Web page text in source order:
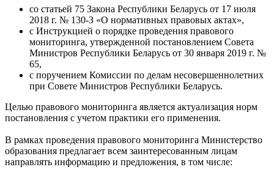
со статьей 75 Закона Республики Беларусь от 17 июля
2018 г. № 130-З «О нормативных правовых актах»,
c Инструкцией о порядке проведения правового
мониторинга, утвержденной постановлением Совета
Министров Республики Беларусь от 30 января 2019 г. №
65,
c поручением Комиссии по делам несовершеннолетних
при Совете Министров Республики Беларусь.
Целью правового мониторинга является актуализация норм
постановления с учетом практики его применения.
В рамках проведения правового мониторинга Министерство
образования предлагает всем заинтересованным лицам
направлять информацию и предложения, в том числе: